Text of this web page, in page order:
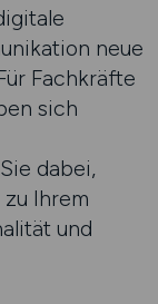
neue
Fachkräfte
sich
dabei,
Ihrem
und